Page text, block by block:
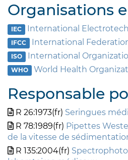
Organisations
IEC International
IFCC International
ISO International
WHO World Health
Responsable
R 26:1973(fr) Seringues
R 78:1989(fr) Pipettes
de la vitesse de
R 135:2004(fr)